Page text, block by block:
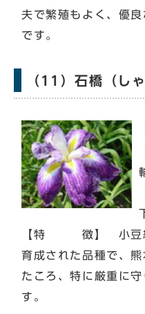
夫で繁殖もよく、優
です。
（11）石橋（し
【特 徴】 小豆紅
育成された品種で、
たころ、特に厳重に
す。